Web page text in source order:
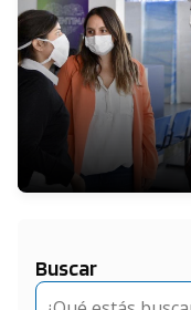
Buscar
Buscar